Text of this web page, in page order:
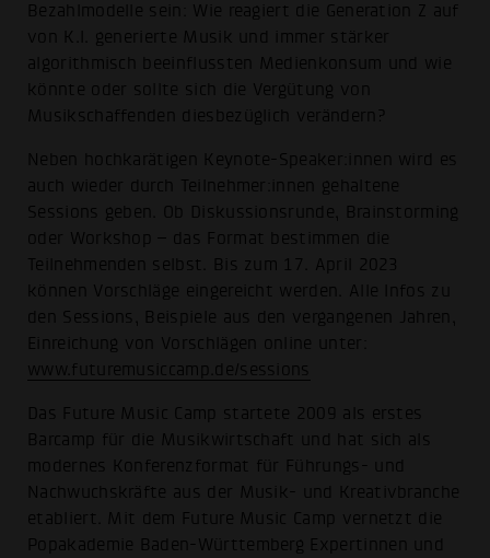
Bezahlmodelle sein: Wie reagiert die Generation Z auf
von K.I. generierte Musik und immer stärker
algorithmisch beeinflussten Medienkonsum und wie
könnte oder sollte sich die Vergütung von
Musikschaffenden diesbezüglich verändern?
Neben hochkarätigen Keynote-Speaker:innen wird es
auch wieder durch Teilnehmer:innen gehaltene
Sessions geben. Ob Diskussionsrunde, Brainstorming
oder Workshop – das Format bestimmen die
Teilnehmenden selbst. Bis zum 17. April 2023
können Vorschläge eingereicht werden. Alle Infos zu
den Sessions, Beispiele aus den vergangenen Jahren,
Einreichung von Vorschlägen online unter:
www.futuremusiccamp.de/sessions
Das Future Music Camp startete 2009 als erstes
Barcamp für die Musikwirtschaft und hat sich als
modernes Konferenzformat für Führungs- und
Nachwuchskräfte aus der Musik- und Kreativbranche
etabliert. Mit dem Future Music Camp vernetzt die
Popakademie Baden-Württemberg Expertinnen und